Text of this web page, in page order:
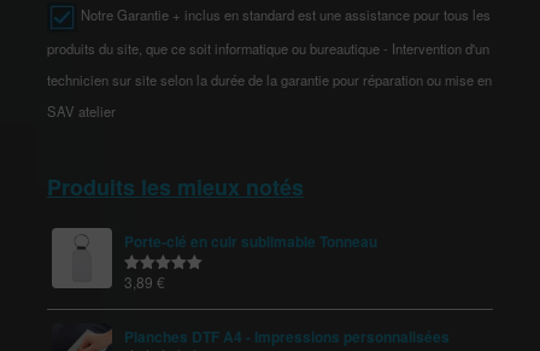
Notre Garantie + inclus en standard est une assistance pour tous les
produits du site, que ce soit informatique ou bureautique - Intervention d'un
technicien sur site selon la durée de la garantie pour réparation ou mise en
SAV atelier
Produits les mieux notés
Porte-clé en cuir sublimable Tonneau
Note5.00
3,89 €
Planches DTF A4 - Impressions personnalisées